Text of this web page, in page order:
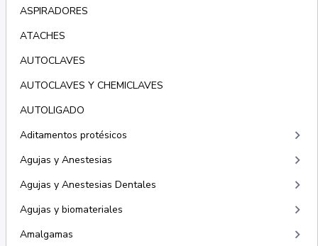
ASPIRADORES
ATACHES
AUTOCLAVES
AUTOCLAVES Y CHEMICLAVES
AUTOLIGADO
Aditamentos protésicos
keyboard_arrow_right
Agujas y Anestesias keyboard_arrow_right
Agujas y Anestesias Dentales keyboard_arrow_right
Agujas y biomateriales keyboard_arrow_right
Amalgamas keyboard_arrow_right